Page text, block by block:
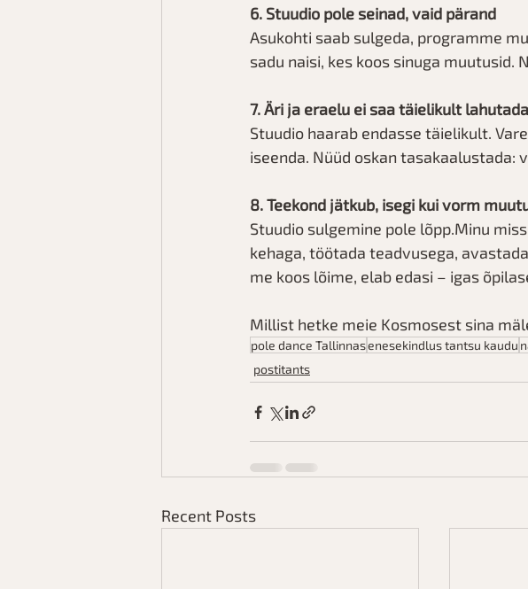
6. Stuudio pole seinad, vaid pärand
Asukohti saab sulgeda, programme
sadu naisi, kes koos sinuga muutusid.
7. Äri ja eraelu ei saa täielikult lahutada
Stuudio haarab endasse täielikult.
iseenda. Nüüd oskan
8. Teekond jätkub, isegi kui vorm
Stuudio sulgemine pole lõpp.Minu
kehaga, töötada teadvusega,
me koos lõime, elab edasi – igas
Millist hetke meie Kosmosest sina
pole dance Tallinnasenesekindlus tantsu kaudu
postitants
Recent Posts